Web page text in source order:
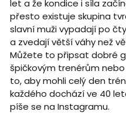
let a že kondice i síla
přesto existuje skupina
slavní muži vypadají po
a zvedají větší váhy než
Můžete to připsat dobré
špičkovým trenérům
to, aby mohli celý den
každého dochází ve 40
píše se na Instagramu.